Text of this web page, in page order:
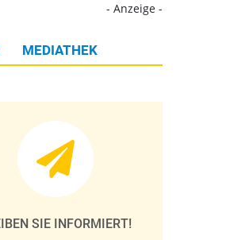
- Anzeige -
MEDIATHEK
SIE INFORMIERT!